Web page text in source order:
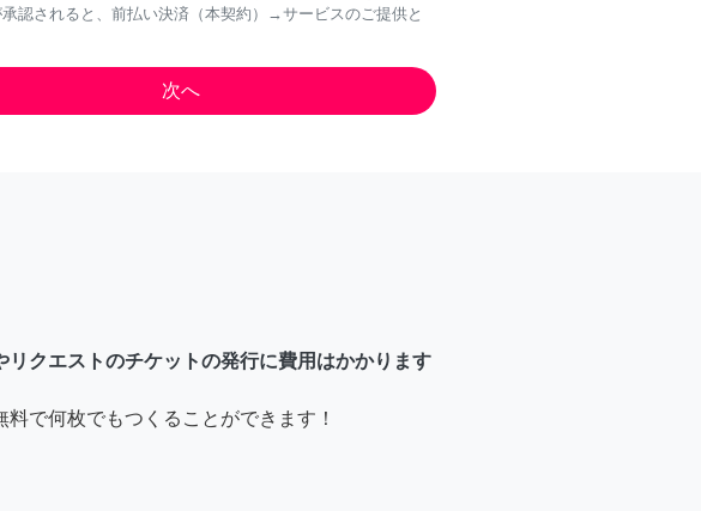
認されると、前払い決済（本契約）→サービスのご提供と
リクエストのチケットの発行に費用はかかります
料で何枚でもつくることができます！